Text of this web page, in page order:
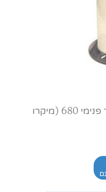
/ פילטר פנימי 680 (מיקרו